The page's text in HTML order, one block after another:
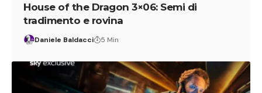
House of the Dragon 3×06: Semi di
tradimento e rovina
Daniele Baldacci 5 Min